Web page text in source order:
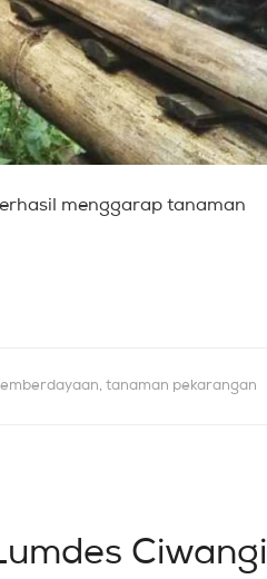
menggarap tanaman
, tanaman pekarangan
Ciwangi